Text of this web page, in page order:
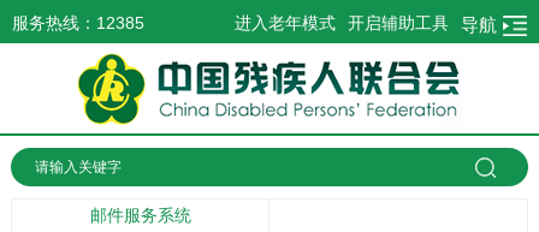
服务热线：12385 导航
开启辅助工具
进入老年模式
邮件服务系统